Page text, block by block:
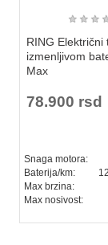
★ ★ ★
RING Električni
izmenljivom
Max
78.900 rsd
Snaga motora:
Baterija/km:
Max brzina:
Max nosivost: